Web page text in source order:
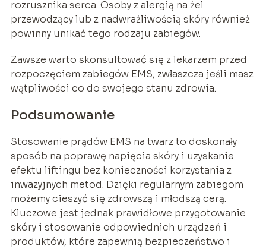
rozrusznika serca. Osoby z alergią na żel
przewodzący lub z nadwrażliwością skóry również
powinny unikać tego rodzaju zabiegów.
Zawsze warto skonsultować się z lekarzem przed
rozpoczęciem zabiegów EMS, zwłaszcza jeśli masz
wątpliwości co do swojego stanu zdrowia.
Podsumowanie
Stosowanie prądów EMS na twarz to doskonały
sposób na poprawę napięcia skóry i uzyskanie
efektu liftingu bez konieczności korzystania z
inwazyjnych metod. Dzięki regularnym zabiegom
możemy cieszyć się zdrowszą i młodszą cerą.
Kluczowe jest jednak prawidłowe przygotowanie
skóry i stosowanie odpowiednich urządzeń i
produktów, które zapewnią bezpieczeństwo i